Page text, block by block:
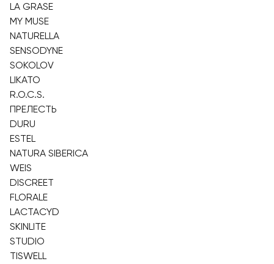
LA GRASE
MY MUSE
NATURELLA
SENSODYNE
SOKOLOV
LIKATO
R.O.C.S.
ПРЕЛЕСТЬ
DURU
ESTEL
NATURA SIBERICA
WEIS
DISCREET
FLORALE
LACTACYD
SKINLITE
STUDIO
TISWELL